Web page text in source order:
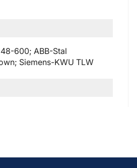
48-600; ABB-Stal
Siemens-KWU TLW